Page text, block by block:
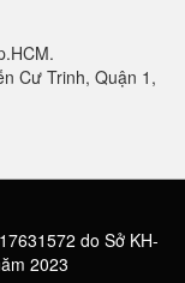
Cư Trinh, Quận 1,
do Sở KH-
2023